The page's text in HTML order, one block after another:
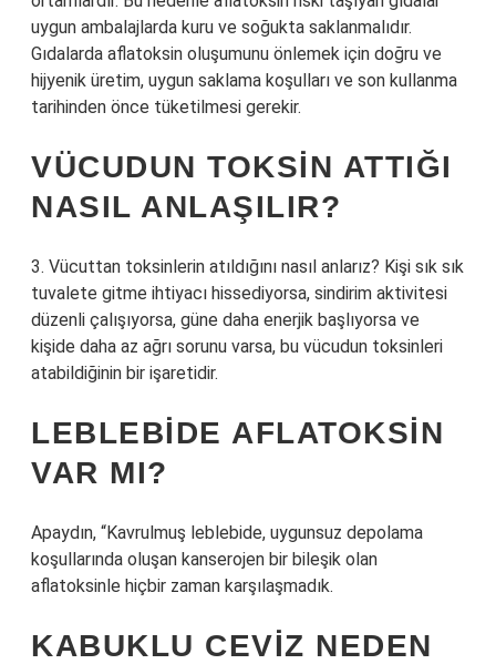
uygun ambalajlarda kuru ve soğukta saklanmalıdır.
Gıdalarda aflatoksin oluşumunu önlemek için doğru ve
hijyenik üretim, uygun saklama koşulları ve son kullanma
tarihinden önce tüketilmesi gerekir.
VÜCUDUN TOKSIN ATTIĞI
NASIL ANLAŞILIR?
3. Vücuttan toksinlerin atıldığını nasıl anlarız? Kişi sık sık
tuvalete gitme ihtiyacı hissediyorsa, sindirim aktivitesi
düzenli çalışıyorsa, güne daha enerjik başlıyorsa ve
kişide daha az ağrı sorunu varsa, bu vücudun toksinleri
atabildiğinin bir işaretidir.
LEBLEBIDE AFLATOKSIN
VAR MI?
Apaydın, “Kavrulmuş leblebide, uygunsuz depolama
koşullarında oluşan kanserojen bir bileşik olan
aflatoksinle hiçbir zaman karşılaşmadık.
KABUKLU CEVIZ NEDEN